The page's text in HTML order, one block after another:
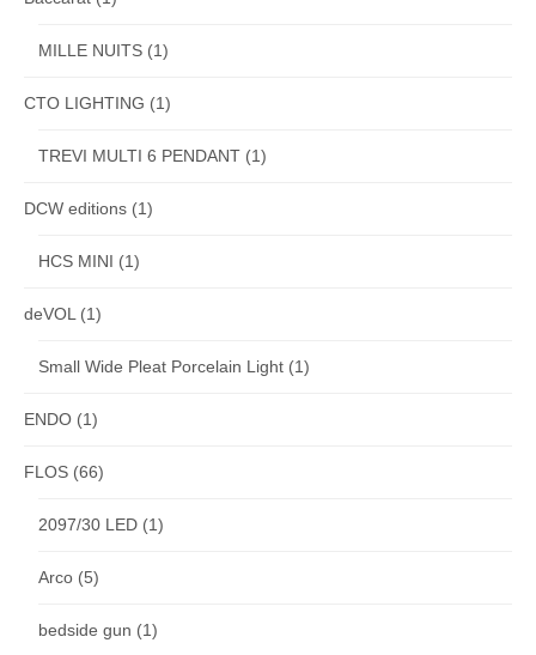
MILLE NUITS (1)
CTO LIGHTING (1)
TREVI MULTI 6 PENDANT (1)
DCW editions (1)
HCS MINI (1)
deVOL (1)
Small Wide Pleat Porcelain Light (1)
ENDO (1)
FLOS (66)
2097/30 LED (1)
Arco (5)
bedside gun (1)